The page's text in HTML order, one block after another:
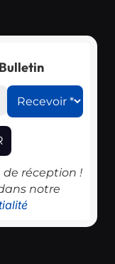
réception !
notre